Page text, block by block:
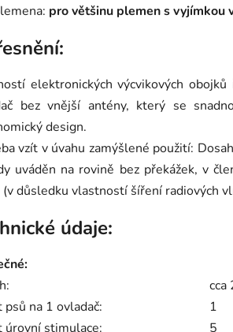
pro většinu plemen s vyjímkou
elektronických výcvikových
bez vnější antény, který se
design.
vzít v úvahu zamýšlené použití:
uváděn na rovině bez překážek, v
(v důsledku vlastností šíření radiových
údaje:
cca
psů na 1 ovladač:
1
úrovní stimulace:
5